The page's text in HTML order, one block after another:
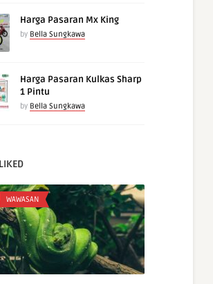
Harga Pasaran Mx King
by Bella Sungkawa
Harga Pasaran Kulkas Sharp
1 Pintu
by Bella Sungkawa
WAWASAN